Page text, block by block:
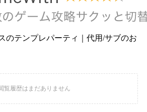
のテンプレパーティ｜代用/サブのお